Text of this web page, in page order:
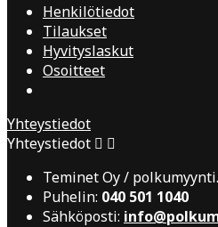
Henkilötiedot
Tilaukset
Hyvityslaskut
Osoitteet
Yhteystiedot
Yhteystiedot  
Teminet Oy /
Puhelin: 040 501 1040
Sähköposti: